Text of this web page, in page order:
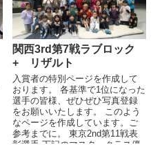
関西3rd第7戦ラブロック
+ リザルト
入賞者の特別ページを作成して
おります。 各基準で1位になった
選手の皆様、ぜひぜひ写真登録
をお願いいたします。 このよう
なページを作成しています。ご
参考までに。 東京2nd第11戦表
彰選手 下記のマスタークラス優